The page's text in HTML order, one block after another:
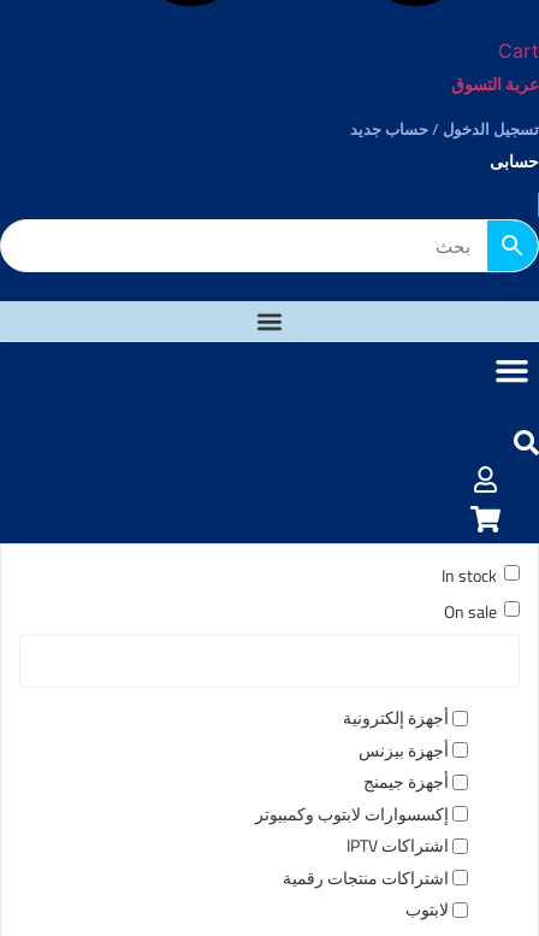
Cart
عربة التسوق
تسجيل الدخول / حساب جديد
حسابى
In stock
On sale
أجهزة إلكترونية
أجهزة بيزنس
أجهزة جيمنج
إكسسوارات لابتوب وكمبيوتر
اشتراكات IPTV
اشتراكات منتجات رقمية
لابتوب